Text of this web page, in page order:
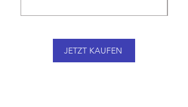
JETZT KAUFEN